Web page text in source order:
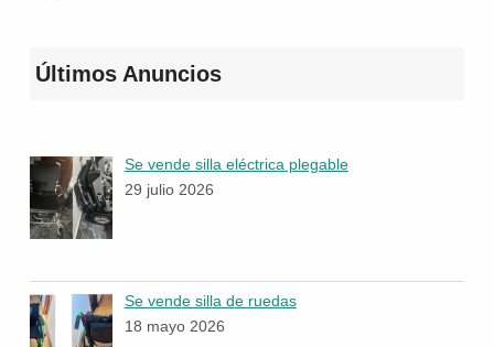
Últimos Anuncios
Se vende silla eléctrica plegable
29 julio 2026
Se vende silla de ruedas
18 mayo 2026